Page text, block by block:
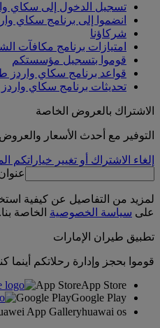
تسجيل الدخول إلى سكاي
انضموا إلى برنامج سكاي
شركاؤنا
امتيازات برنامج مكافآت
قوموا بتسجيل مؤسستكم
قواعد برنامج سكاي واردز
تحديثات برنامج سكاي
الاشتراك بالعروض الخاصة
التوفير مع أحدث الأسعار
إلغاء الاشتراك أو تغيير خياراتكم
لمزيد من التفاصيل عن كيفية
على سياسة الخصوصية الخاصة بنا.
تطبيق طيران الإمارات
قوموا بحجز وإدارة رحلاتكم أينما
App StoreApp Store
Google PlayGoogle Play
App Galleryhuawai os